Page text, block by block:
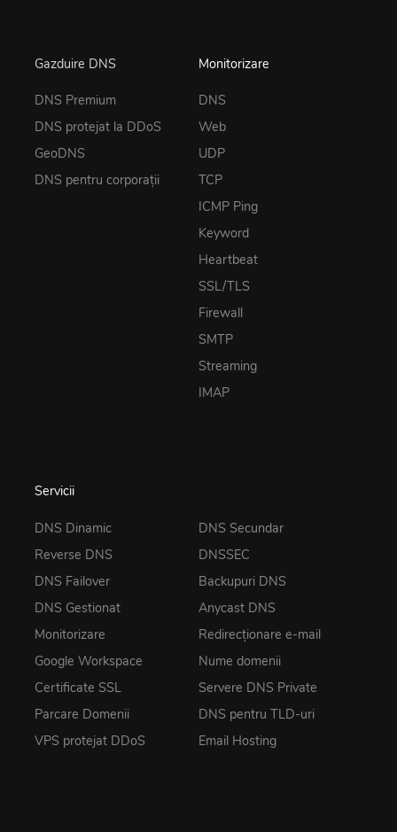
Gazduire DNS
DNS Premium
DNS protejat la DDoS
GeoDNS
DNS pentru corporații
Monitorizare
DNS
Web
UDP
TCP
ICMP Ping
Keyword
Heartbeat
SSL/TLS
Firewall
SMTP
Streaming
IMAP
Servicii
DNS Dinamic
Reverse DNS
DNS Failover
DNS Gestionat
Monitorizare
Google Workspace
Certificate SSL
Parcare Domenii
VPS protejat DDoS
DNS Secundar
DNSSEC
Backupuri DNS
Anycast DNS
Redirecționare e-mail
Nume domenii
Servere DNS Private
DNS pentru TLD-uri
Email Hosting